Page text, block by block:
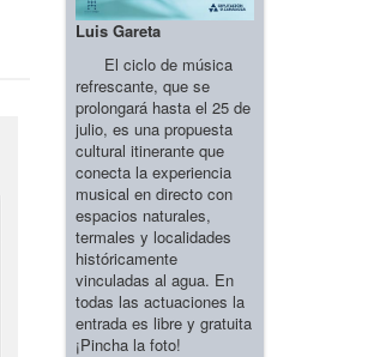
Luis Gareta
El ciclo de música
refrescante, que se
prolongará hasta el 25 de
julio, es una propuesta
cultural itinerante que
conecta la experiencia
musical en directo con
espacios naturales,
termales y localidades
históricamente
vinculadas al agua. En
todas las actuaciones la
entrada es libre y gratuita
¡Pincha la foto!